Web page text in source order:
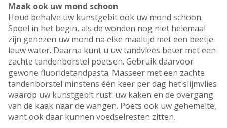
Maak ook uw mond schoon
Houd behalve uw kunstgebit ook uw mond schoon.
Spoel in het begin, als de wonden nog niet helemaal
zijn genezen uw mond na elke maaltijd met een beetje
lauw water. Daarna kunt u uw tandvlees beter met een
zachte tandenborstel poetsen. Gebruik daarvoor
gewone fluoridetandpasta. Masseer met een zachte
tandenborstel minstens één keer per dag het slijmvlies
waarop uw kunstgebit rust: uw kaken en de overgang
van de kaak naar de wangen. Poets ook uw gehemelte,
want ook daar kunnen voedselresten zitten.